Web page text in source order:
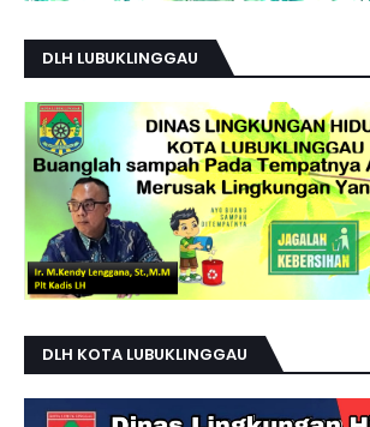
DLH LUBUKLINGGAU
DLH KOTA LUBUKLINGGAU